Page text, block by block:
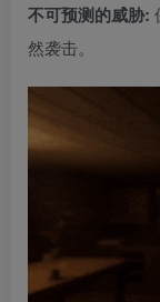
不可预测的威胁:
然袭击。